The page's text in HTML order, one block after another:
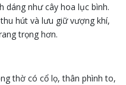
dáng như cây hoa lục bình.
hút và lưu giữ vượng khí,
trọng hơn.
thờ có cổ lọ, thân phình to,